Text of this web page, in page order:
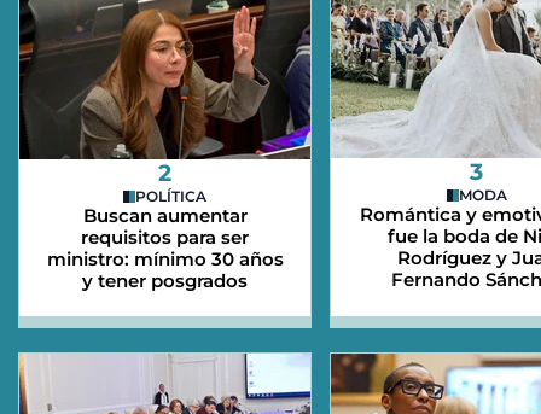
2
POLÍTICA
Buscan aumentar
requisitos para ser
ministro: mínimo 30 años
y tener posgrados
3
MODA
Romántica y
fue la boda de
Rodríguez y
Fernando